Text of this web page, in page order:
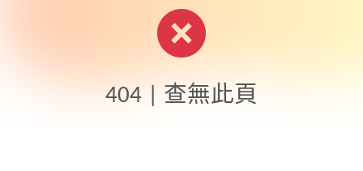
404 | 查無此頁